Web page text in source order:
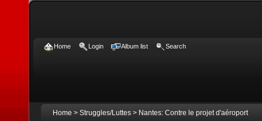
Home Login Album list Search
Home > Struggles/Luttes > Nantes: Contre le projet d'aéroport